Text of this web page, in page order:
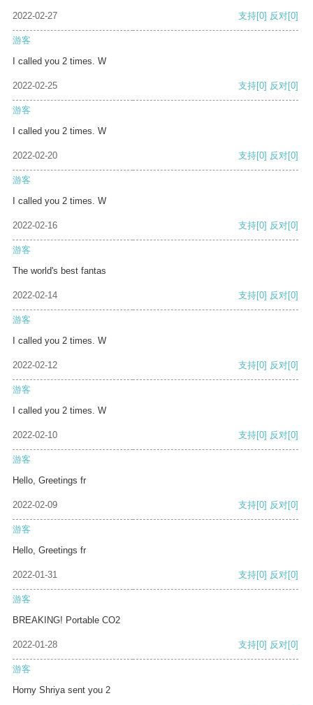
2022-02-27 支持[0] 反对[0]
游客
I called you 2 times. W
2022-02-25 支持[0] 反对[0]
游客
I called you 2 times. W
2022-02-20 支持[0] 反对[0]
游客
I called you 2 times. W
2022-02-16 支持[0] 反对[0]
游客
The world's best fantas
2022-02-14 支持[0] 反对[0]
游客
I called you 2 times. W
2022-02-12 支持[0] 反对[0]
游客
I called you 2 times. W
2022-02-10 支持[0] 反对[0]
游客
Hello, Greetings fr
2022-02-09 支持[0] 反对[0]
游客
Hello, Greetings fr
2022-01-31 支持[0] 反对[0]
游客
BREAKING! Portable CO2
2022-01-28 支持[0] 反对[0]
游客
Horny Shriya sent you 2